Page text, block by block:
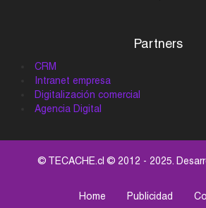
Partners
CRM
Intranet empresa
Digitalización comercial
Agencia Digital
© TECACHE.cl © 2012 - 2025.
Home Publicidad